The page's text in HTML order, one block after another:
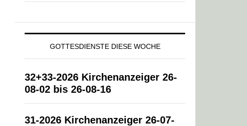
GOTTESDIENSTE DIESE WOCHE
32+33-2026 Kirchenanzeiger 26-
08-02 bis 26-08-16
31-2026 Kirchenanzeiger 26-07-